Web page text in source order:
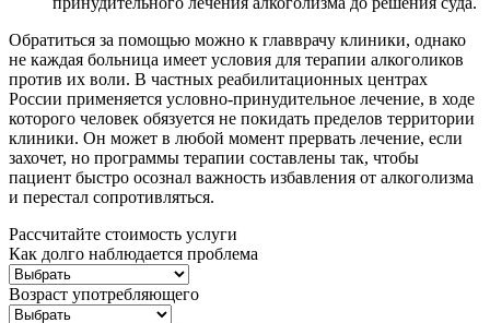
Обратиться за помощью можно к главврачу клиники, однако
не каждая больница имеет условия для терапии алкоголиков
против их воли. В частных реабилитационных центрах
России применяется условно-принудительное лечение, в ходе
которого человек обязуется не покидать пределов территории
клиники. Он может в любой момент прервать лечение, если
захочет, но программы терапии составлены так, чтобы
пациент быстро осознал важность избавления от алкоголизма
и перестал сопротивляться.
Рассчитайте стоимость услуги
Как долго наблюдается проблема
Возраст употребляющего